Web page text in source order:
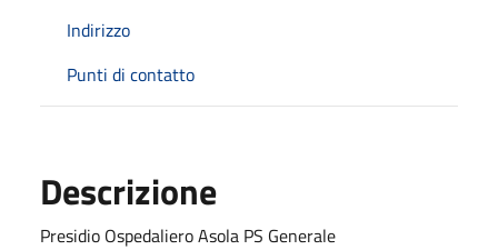
Indirizzo
Punti di contatto
Descrizione
Presidio Ospedaliero Asola PS Generale